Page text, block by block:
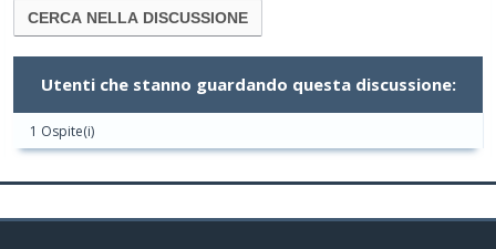
Utenti che stanno guardando questa discussione:
1 Ospite(i)